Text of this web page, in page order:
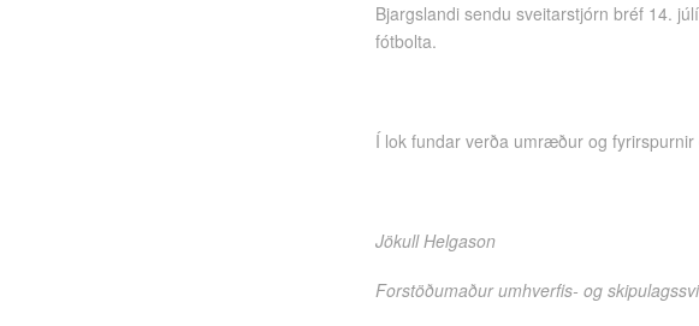
Bjargslandi sendu sveitarstjórn bréf 14.
fótbolta.
Í lok fundar verða umræður og fyrirspurnir
Jökull Helgason
Forstöðumaður umhverfis- og